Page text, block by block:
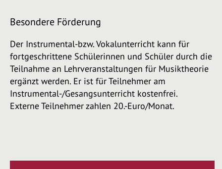
Besondere Förderung
Der Instrumental-bzw. Vokalunterricht kann für
fortgeschrittene Schülerinnen und Schüler durch die
Teilnahme an Lehrveranstaltungen für Musiktheorie
ergänzt werden. Er ist für Teilnehmer am
Instrumental-/Gesangsunterricht kostenfrei.
Externe Teilnehmer zahlen 20.-Euro/Monat.